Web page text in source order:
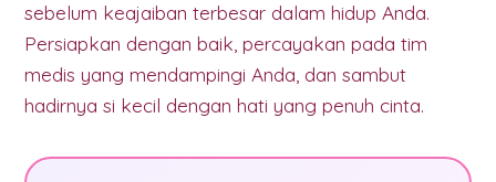
sebelum keajaiban terbesar dalam hidup Anda.
Persiapkan dengan baik, percayakan pada tim
medis yang mendampingi Anda, dan sambut
hadirnya si kecil dengan hati yang penuh cinta.